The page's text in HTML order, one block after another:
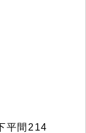
平間214